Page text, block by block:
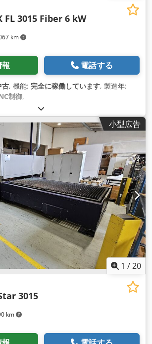
フトウエア 9.500 ユーロ Crjdpfx Amjci Ik
ューブ 2H, 4,0 kW, 40 m² 10.500,- €. フィ
を搭載した抽出システムです。
km
FL 3015 Fiber 6 kW
電話する
古, 機能: 完全に稼働しています, 製造年:
制御,
小型広告
1 /20
km
3015